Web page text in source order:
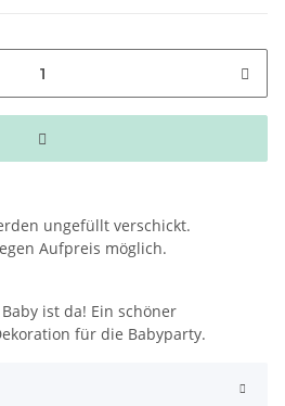
ungefüllt verschickt.
Aufpreis möglich.
ist da! Ein schöner
für die Babyparty.